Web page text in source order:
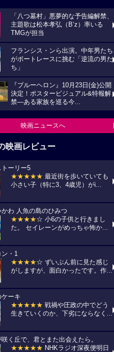
「八つ墓村」悪夢的な予告編解禁、
主題歌は松本孝弘（B’z）率いる
TMGが担当
フランシス・ンら出演。中年男たち
がボートレースに挑む「逆流の男た
ち」
『ブルーヘロン』10月23日(金)公開
決定！ポスタービジュアル&特報解
禁―ある家族を巡る今...
映画ニュースへ
映画レビュー
トーリー5
★★★★★ 最近街を歩いていても
小さい子（特に3、4歳児）がi...
わ 人魚の島のひみつ
★★★★☆ 小6の子供と行きまし
た。 セイレーンがめっちゃ怖か...
ン・1
★★★★☆ ずいぶん前に見た感じ
がしますが、面白かったです。作...
ケーキ
★★★★★ 戦禍や圧政の中でどう
生きていくのか、下劣にならなく...
く丘で、君とまた出会えたら。
★★★★★ NHKラジオ深夜便明日